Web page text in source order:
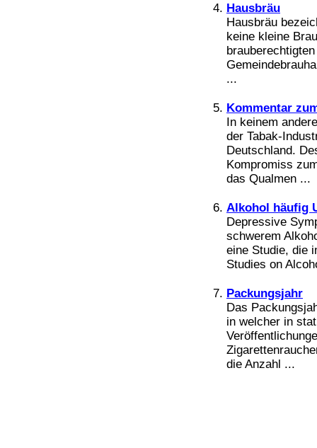
Hausbräu
Hausbräu
keine kleine
...
Kommentar
In keinem
der Tabak-
Deutschland.
Kompromiss
das Qualmen ...
Alkohol häufig
Depressive
schwerem
eine Studie, die
Studies on
Packungsjahr
Das
in welcher in
die Anzahl ...